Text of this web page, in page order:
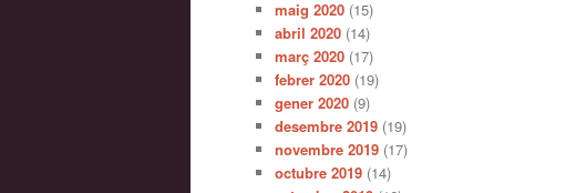
maig 2020 (15)
abril 2020 (14)
març 2020 (17)
febrer 2020 (19)
gener 2020 (9)
desembre 2019 (19)
novembre 2019 (17)
octubre 2019 (14)